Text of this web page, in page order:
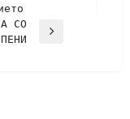
СО